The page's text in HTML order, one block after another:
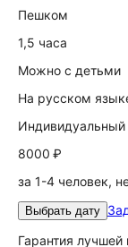
Пешком
1,5 часа
Можно с детьми
На русском
Индивидуальный
8000 ₽
за 1-4 человек,
Выбрать дату
Гарантия